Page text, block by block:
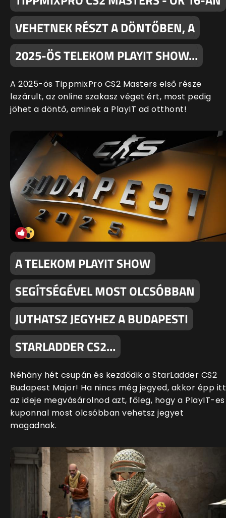
VEHETNEK RÉSZT A DÖNTŐBEN, A
2025-ÖS TELEKOM PLAYIT SHOW…
A 2025-ös TippmixPro CS2 Masters első része
lezárult, az online szakasz véget ért, most pedig
jöhet a döntő, aminek a PlayIT ad otthont!
A TELEKOM PLAYIT SHOW
SEGÍTSÉGÉVEL MOST OLCSÓBBAN
JUTHATSZ JEGYHEZ A BUDAPESTI
STARLADDER CS2…
Néhány hét csupán és kezdődik a StarLadder CS2
Budapest Major! Ha nincs még jegyed, akkor épp itt
az ideje megvásárolnod azt, főleg, hogy a PlayIT-es
kuponnal most olcsóbban vehetsz jegyet
magadnak.